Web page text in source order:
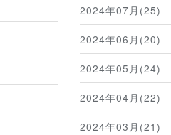
2024年07月(25)
2024年06月(20)
2024年05月(24)
2024年04月(22)
2024年03月(21)